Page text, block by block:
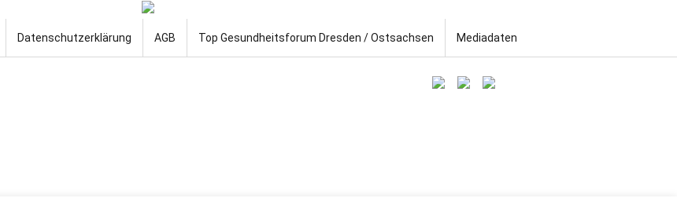
Datenschutzerklärung AGB Top Gesundheitsforum Dresden / Ostsachsen Mediadaten